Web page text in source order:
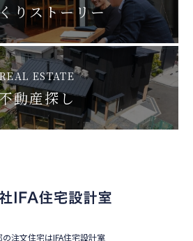
りストーリー
ESTATE
動産探し
注文住宅はIFA住宅設計室